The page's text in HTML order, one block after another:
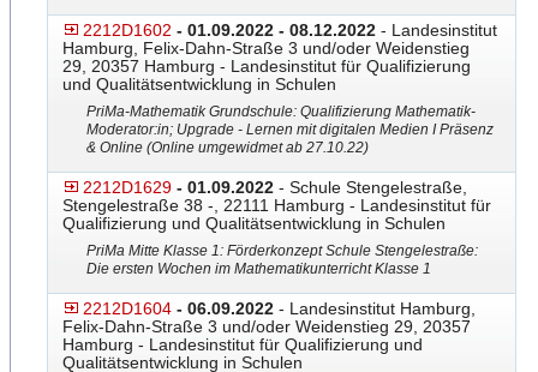
2212D1602 - 01.09.2022 - 08.12.2022 - Landesinstitut
Hamburg, Felix-Dahn-Straße 3 und/oder Weidenstieg
29, 20357 Hamburg - Landesinstitut für Qualifizierung
und Qualitätsentwicklung in Schulen
PriMa-Mathematik Grundschule: Qualifizierung Mathematik-
Moderator:in; Upgrade - Lernen mit digitalen Medien I Präsenz
& Online (Online umgewidmet ab 27.10.22)
2212D1629 - 01.09.2022 - Schule Stengelestraße,
Stengelestraße 38 -, 22111 Hamburg - Landesinstitut für
Qualifizierung und Qualitätsentwicklung in Schulen
PriMa Mitte Klasse 1: Förderkonzept Schule Stengelestraße:
Die ersten Wochen im Mathematikunterricht Klasse 1
2212D1604 - 06.09.2022 - Landesinstitut Hamburg,
Felix-Dahn-Straße 3 und/oder Weidenstieg 29, 20357
Hamburg - Landesinstitut für Qualifizierung und
Qualitätsentwicklung in Schulen